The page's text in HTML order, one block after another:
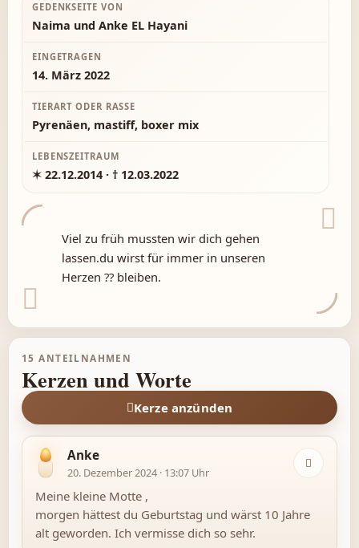
GEDENKSEITE VON
Naima und Anke EL Hayani
EINGETRAGEN
14. März 2022
TIERART ODER RASSE
Pyrenäen, mastiff, boxer mix
LEBENSZEITRAUM
✶ 22.12.2014 · † 12.03.2022
Viel zu früh mussten wir dich gehen
lassen.du wirst für immer in unseren
Herzen ?? bleiben.
15 ANTEILNAHMEN
Kerzen und Worte
Kerze anzünden
Anke
20. Dezember 2024 · 13:07 Uhr
Meine kleine Motte ,
morgen hättest du Geburtstag und wärst 10 Jahre
alt geworden. Ich vermisse dich so sehr.